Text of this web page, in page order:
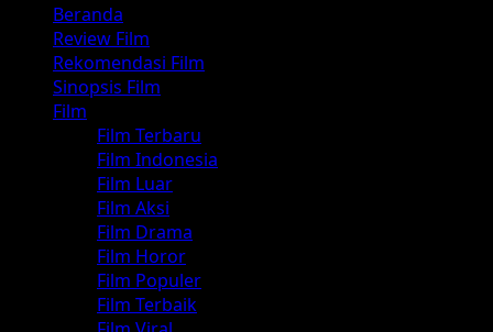
Primary
Menu
Beranda
Review Film
Rekomendasi Film
Sinopsis Film
Film
Film Terbaru
Film Indonesia
Film Luar
Film Aksi
Film Drama
Film Horor
Film Populer
Film Terbaik